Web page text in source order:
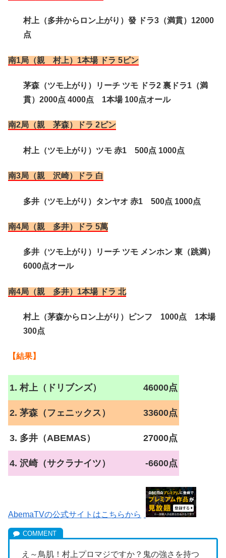
村上（多井からロン上がり）發 ドラ3（満貫）12000
点
南1局（親 村上）1本場 ドラ 5ピン
茅森（ツモ上がり）リーチ ツモ ドラ2 裏ドラ1（満
貫）2000点 4000点 1本場 100点オール
南2局（親 茅森）ドラ 2ピン
村上（ツモ上がり）ツモ 赤1 500点 1000点
南3局（親 沢崎）ドラ 白
多井（ツモ上がり）タンヤオ 赤1 500点 1000点
南4局（親 多井）ドラ 5萬
多井（ツモ上がり）リーチ ツモ メンホン 東（跳満）
6000点オール
南4局（親 多井）1本場 ドラ 北
村上（茅森からロン上がり）ピンフ 1000点 1本場
300点
【結果】
1. 村上（ドリブンズ） 46000点
2. 茅森（フェニックス） 33600点
3. 多井（ABEMAS） 27000点
4. 沢崎（サクラナイツ） -6600点
AbemaTVの公式サイトはこちらから
え～鳥肌！村上プロマジですか？鬼の強さを持つ